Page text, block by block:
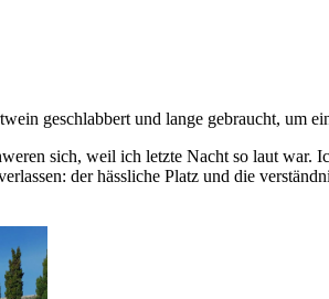
geschlabbert und lange gebraucht, um
sich, weil ich letzte Nacht so laut war.
der hässliche Platz und die